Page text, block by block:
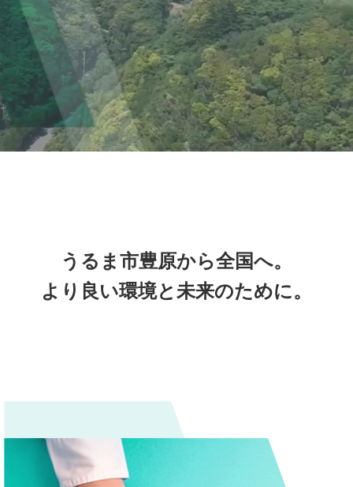
うるま市豊原から全国へ。
より良い環境と未来のために。